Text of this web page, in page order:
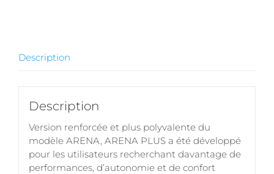
Description
Description
Version renforcée et plus polyvalente du
modèle ARENA, ARENA PLUS a été développé
pour les utilisateurs recherchant davantage de
performances, d’autonomie et de confort